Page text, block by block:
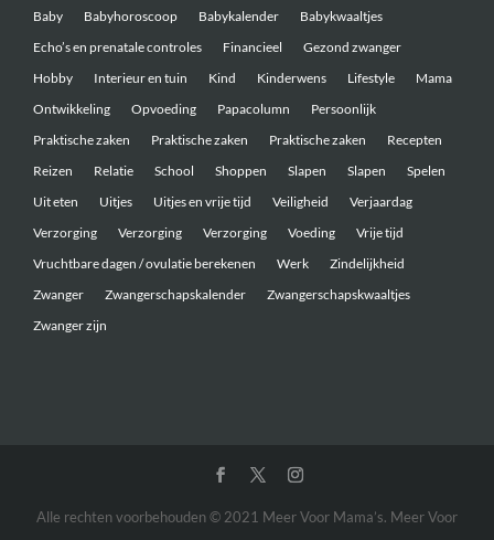
Baby Babyhoroscoop Babykalender
Babykwaaltjes
Echo’s en prenatale controles
Financieel
Gezond zwanger
Hobby
Interieur en tuin Kind Kinderwens Lifestyle
Mama
Ontwikkeling
Opvoeding Papacolumn
Persoonlijk
Praktische zaken
Praktische zaken Praktische zaken
Recepten
Reizen
Relatie School Shoppen Slapen Slapen
Spelen
Uit eten
Uitjes Uitjes en vrije tijd Veiligheid
Verjaardag
Verzorging
Verzorging Verzorging Voeding
Vrije tijd
Vruchtbare dagen / ovulatie berekenen
Werk
Zindelijkheid
Zwanger
Zwangerschapskalender
Zwangerschapskwaaltjes
Zwanger zijn
Alle rechten voorbehouden © 2021 Meer Voor Mama’s. Meer Voor